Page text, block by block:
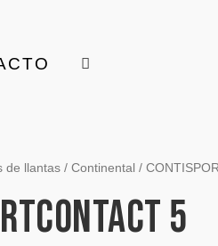
de llantas / Continental /
5